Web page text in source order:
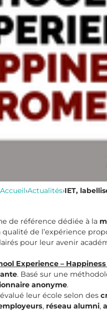
Accueil›Actualités›IET,
de référence dédiée à la
de l’expérience
pour leur avenir
Experience –
. Basé sur une
anonyme.
leur école selon des
, réseau alumni,